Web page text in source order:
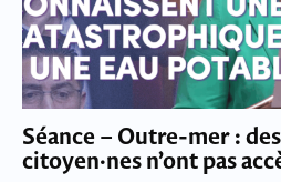
Séance – Outre-mer :
citoyen·nes n’ont pas